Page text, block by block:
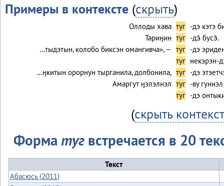
Примеры в контексте(скрыть)
Оллоды хава туг -дэ кэтэ
Тариӈин туг -дэ̄ бусэ̄.
…тыдэтын, колобо биксэн омангивча», — туг -дэ
туг некэрэн-
…ӈкитын орорнун тырганила, долбонила, туг -дэ
Амаргут ӈэлэлнэл туг -ву
туг -дэ
(скрыть контекст
Форматуг встречается в 20
Текст
Абасюсь (2011)